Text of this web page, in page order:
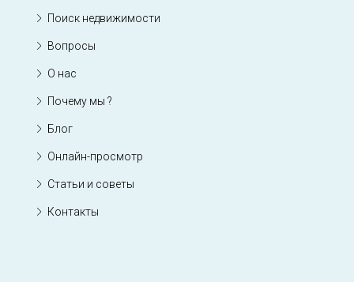
Поиск недвижимости
Вопросы
О нас
Почему мы ?
Блог
Онлайн-просмотр
Статьи и советы
Контакты